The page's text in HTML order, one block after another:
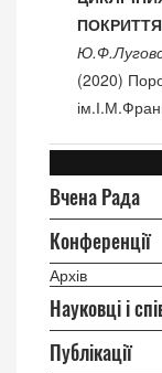
(2020)
Вчена Рада
Конференції
Архів
Науковці і
Публікації